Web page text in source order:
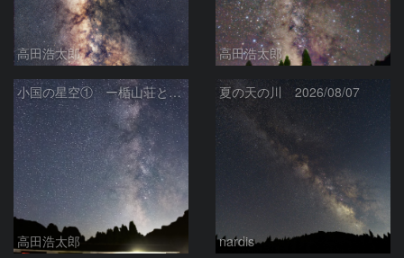
高田浩太郎 高田浩太郎
小国の星空① ー楯山荘と天の川ー
高田浩太郎
夏の天の川 2026/08/07
nardis